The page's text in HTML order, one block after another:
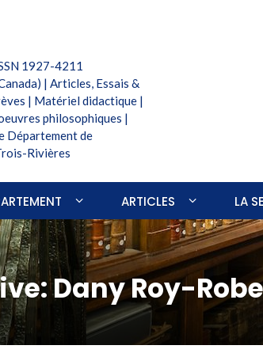
1927-4211
| Articles, Essais &
| Matériel didactique |
philosophiques |
Département de
Rivières
ARTICLES LA
Dany Roy-